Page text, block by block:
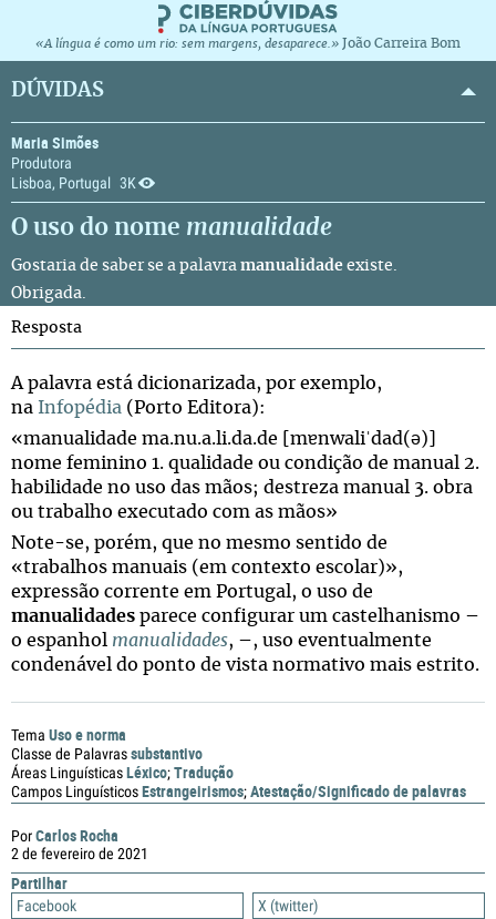
«A língua é como um rio: sem margens, desaparece.» João Carreira Bom
DÚVIDAS
Maria Simões
Produtora
Lisboa, Portugal 3K
O uso do nome manualidade
Gostaria de saber se a palavra manualidade existe.
Obrigada.
PorCarlos Rocha
2 de fevereiro de 2021
Partilhar
Facebook
X (twitter)
Resposta
A palavra está dicionarizada, por exemplo,
na
Infopédia (Porto Editora):
«manualidade ma.nu.a.li.da.de [mɐnwaliˈdad(ə)]
nome feminino 1. qualidade ou condição de manual 2.
habilidade no uso das mãos; destreza manual 3. obra
ou trabalho executado com as mãos»
Note-se, porém, que no mesmo sentido de
«trabalhos manuais (em contexto escolar)»,
expressão corrente em Portugal, o uso de
manualidades parece configurar um castelhanismo –
o espanhol manualidades, –, uso eventualmente
condenável do ponto de vista normativo mais estrito.
Tema Uso e norma
Classe de Palavrassubstantivo
Áreas LinguísticasLéxico;Tradução
Campos LinguísticosEstrangeirismos;Atestação/Significado de palavras